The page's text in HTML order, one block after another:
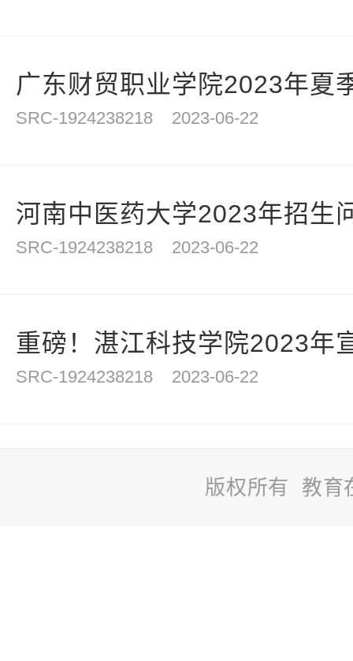
广东财贸职业学院2023年夏
SRC-1924238218 2023-06-22
河南中医药大学2023年招生
SRC-1924238218 2023-06-22
重磅！湛江科技学院2023年
SRC-1924238218 2023-06-22
版权所有 教育